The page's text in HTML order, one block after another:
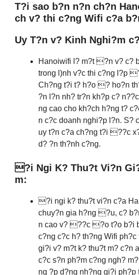
T?i sao b?n n?n ch?n
ch v? thi c?ng Wifi c?a
Uy T?n v? Kinh Nghi?m
Hanoiwifi l? m?t ?n v? c?
trong l)nh v?c thi c?ng l?p
Ch?ng t?i t? h?o ? ho?n
?n l?n nh? tr?n kh?p c?
ng cao cho kh?ch h?ng t?
n c?c doanh nghi?p l?n. S?
uy t?n c?a ch?ng t?i ??c
d? ?n th?nh c?ng.
?i Ngi K? Thu?t Vi?n
m:
?i ngi k? thu?t vi?n c?a
chuy?n gia h?ng ?u, c?
n cao v? ??c ?o t?o b?i
c?ng c?c h? th?ng Wifi
gi?i v? m?t k? thu?t m? c?n
c?c s?n ph?m c?ng ngh?
ng ?p d?ng nh?ng gi?i